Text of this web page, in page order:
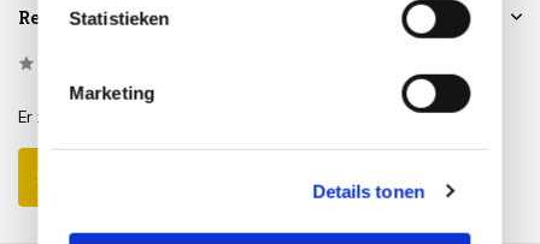
Statistieken
Marketing
Details tonen
Reviews
Er zijn nog geen reviews geschreven over dit product..
Schrijf je eigen review